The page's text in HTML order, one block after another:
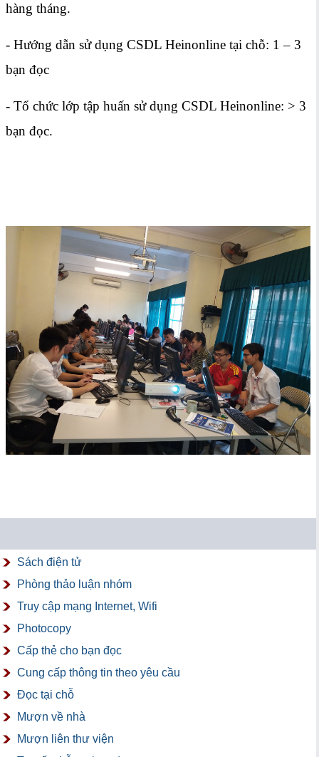
hàng tháng.
- Hướng dẫn sử dụng CSDL Heinonline tại chỗ: 1 – 3
bạn đọc
- Tổ chức lớp tập huấn sử dụng CSDL Heinonline: > 3
bạn đọc.
Sách điện tử
Phòng thảo luận nhóm
Truy cập mạng Internet, Wifi
Photocopy
Cấp thẻ cho bạn đọc
Cung cấp thông tin theo yêu cầu
Đọc tại chỗ
Mượn về nhà
Mượn liên thư viện